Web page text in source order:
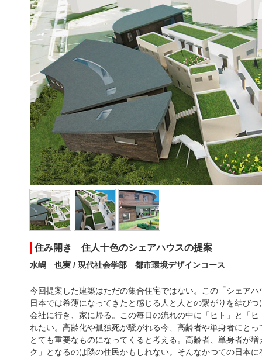
住み開き 住人十色のシェアハウスの提案
水嶋 也実 / 現代社会学部 都市環境デザインコース
今回提案した建築はただの集合住宅ではない。この「シェア
日本では希薄になってきたと感じる人と人との繋がりを結び
会社に行き、家に帰る。この毎日の流れの中に「ヒト」と「
れたい。高齢化や孤独死が騒がれる今、高齢者や単身者にと
とても重要なものになってくると考える。高齢者、単身者が
ク」となるのは隣の住民かもしれない。そんなかつての日本